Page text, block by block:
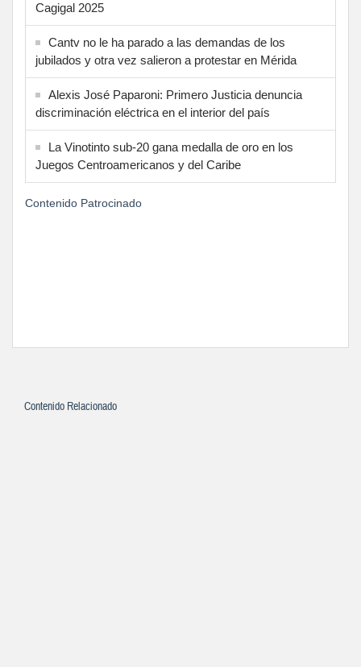
Cagigal 2025
Cantv no le ha parado a las demandas de los
jubilados y otra vez salieron a protestar en Mérida
Alexis José Paparoni: Primero Justicia denuncia
discriminación eléctrica en el interior del país
La Vinotinto sub-20 gana medalla de oro en los
Juegos Centroamericanos y del Caribe
Contenido Patrocinado
Contenido Relacionado